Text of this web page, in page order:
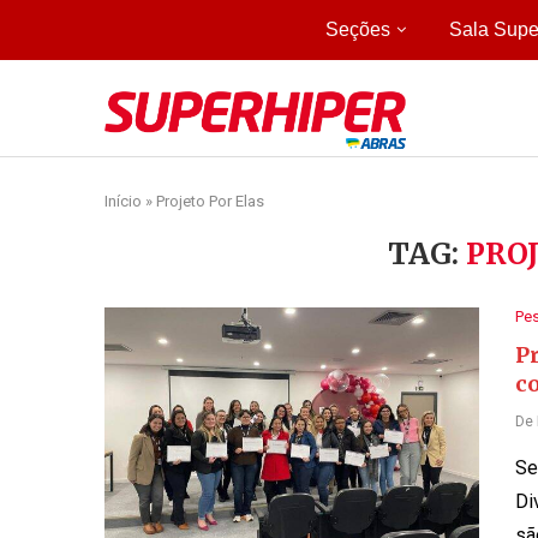
Seções Sala
Início » Projeto Por Elas
TAG:
De